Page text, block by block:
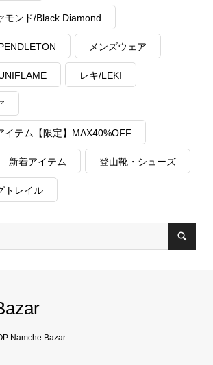
モンド/Black Diamond
メンズウェア
レキ/LEKI
イテム【限定】MAX40%OFF
新着アイテム 登山靴・シューズ
トレイル
Namche Bazar